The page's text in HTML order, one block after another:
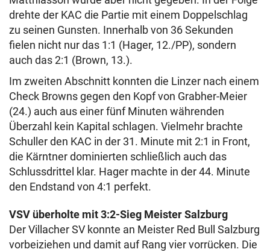
drehte der KAC die Partie mit einem Doppelschlag
zu seinen Gunsten. Innerhalb von 36 Sekunden
fielen nicht nur das 1:1 (Hager, 12./PP), sondern
auch das 2:1 (Brown, 13.).
Im zweiten Abschnitt konnten die Linzer nach einem
Check Browns gegen den Kopf von Grabher-Meier
(24.) auch aus einer fünf Minuten währenden
Überzahl kein Kapital schlagen. Vielmehr brachte
Schuller den KAC in der 31. Minute mit 2:1 in Front,
die Kärntner dominierten schließlich auch das
Schlussdrittel klar. Hager machte in der 44. Minute
den Endstand von 4:1 perfekt.
VSV überholte mit 3:2-Sieg Meister Salzburg
Der Villacher SV konnte an Meister Red Bull Salzburg
vorbeiziehen und damit auf Rang vier vorrücken. Die